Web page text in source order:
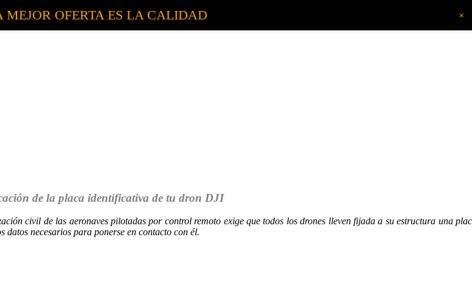
de la placa identificativa de tu dron DJI
civil de las aeronaves pilotadas por control remoto exige que todos los drones lleven fijada a su estructura una
necesarios para ponerse en contacto con él.
MEJOR OFERTA ES LA CALIDAD +